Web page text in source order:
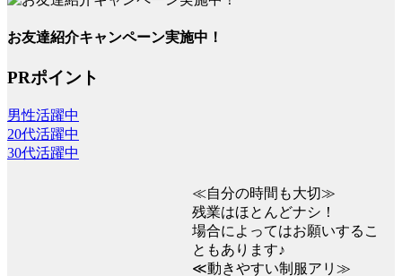
お友達紹介キャンペーン実施中！
PRポイント
男性活躍中
20代活躍中
30代活躍中
≪自分の時間も大切≫
残業はほとんどナシ！
場合によってはお願いするこ
ともあります♪
≪動きやすい制服アリ≫